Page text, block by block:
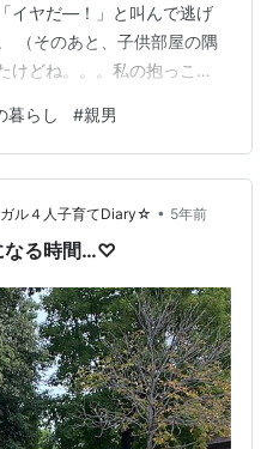
イヤだ―！」と叫んで逃げ
（そのあと、子供部屋の隅
けどね。。。私の抱っこが
きょうだいは。 年齢も性
て。 それぞれの関心も当然
。 長男坊（中2）の場
要科目以外（家庭科やら音
にすべて終わらせてしまお
暮らし #親男
ル４人子育てDiary☆ • 5年前
なる時間…♡